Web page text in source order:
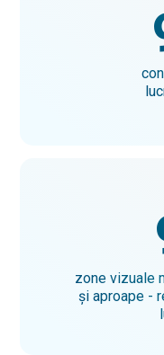
zone vizuale
și aproape -